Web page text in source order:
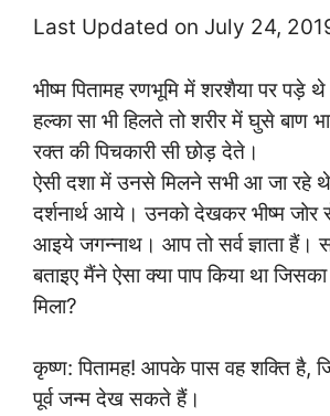
Last Updated on July 24,
भीष्म पितामह रणभूमि में शरशैया पर पड़े
हल्का सा भी हिलते तो शरीर में घुसे बाण
रक्त की पिचकारी सी छोड़ देते।
ऐसी दशा में उनसे मिलने सभी आ जा रहे
दर्शनार्थ आये। उनको देखकर भीष्म
आइये जगन्नाथ। आप तो सर्व ज्ञाता हैं।
बताइए मैंने ऐसा क्या पाप किया था
मिला?
कृष्ण: पितामह! आपके पास वह शक्ति
पूर्व जन्म देख सकते हैं।